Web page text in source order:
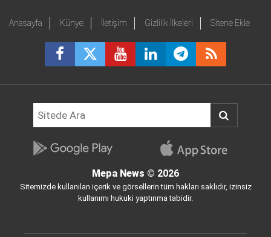
Anasayfa Künye İletişim Gizlilik İlkeleri Sitene Ekle
Mepa News © 2026
Sitemizde kullanılan içerik ve görsellerin tüm hakları saklıdır, izinsiz
kullanımı hukuki yaptırıma tabidir.